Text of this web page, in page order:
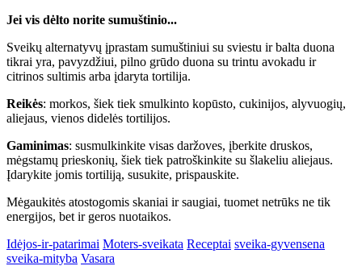
Jei vis dėlto norite sumuštinio...
Sveikų alternatyvų įprastam sumuštiniui su sviestu ir balta duona
tikrai yra, pavyzdžiui, pilno grūdo duona su trintu avokadu ir
citrinos sultimis arba įdaryta tortilija.
Reikės: morkos, šiek tiek smulkinto kopūsto, cukinijos, alyvuogių,
aliejaus, vienos didelės tortilijos.
Gaminimas: susmulkinkite visas daržoves, įberkite druskos,
mėgstamų prieskonių, šiek tiek patroškinkite su šlakeliu aliejaus.
Įdarykite jomis tortiliją, susukite, prispauskite.
Mėgaukitės atostogomis skaniai ir saugiai, tuomet netrūks ne tik
energijos, bet ir geros nuotaikos.
Idėjos-ir-patarimai Moters-sveikata Receptai sveika-gyvensena
sveika-mityba Vasara